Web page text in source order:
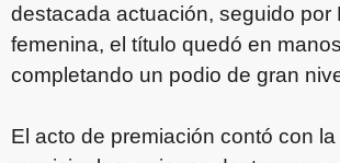
destacada actuación, seguido
femenina, el título quedó en
completando un podio de gran
El acto de premiación contó con